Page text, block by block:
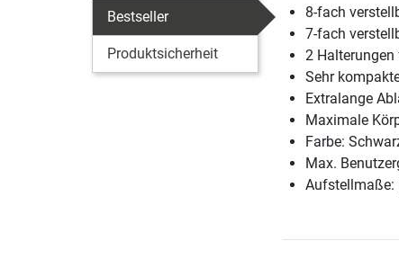
Bestseller
Produktsicherheit
8-fach
7-fach
2
Sehr
Extralange
Maximale
Farbe:
Max.
Aufstellmaße: